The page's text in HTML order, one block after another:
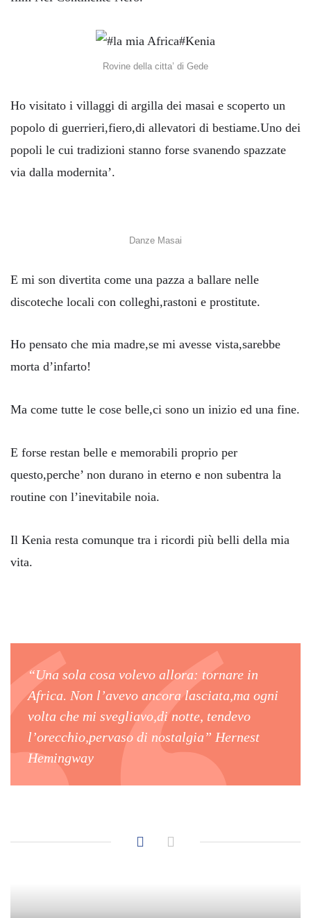
Rovine della citta’ di Gede
Ho visitato i villaggi di argilla dei masai e scoperto un
popolo di guerrieri,fiero,di allevatori di bestiame.Uno dei
popoli le cui tradizioni stanno forse svanendo spazzate
via dalla modernita’.
Danze Masai
E mi son divertita come una pazza a ballare nelle
discoteche locali con colleghi,rastoni e prostitute.
Ho pensato che mia madre,se mi avesse vista,sarebbe
morta d’infarto!
Ma come tutte le cose belle,ci sono un inizio ed una fine.
E forse restan belle e memorabili proprio per
questo,perche’ non durano in eterno e non subentra la
routine con l’inevitabile noia.
Il Kenia resta comunque tra i ricordi più belli della mia
vita.
“Una sola cosa volevo allora: tornare in
Africa. Non l’avevo ancora lasciata,ma ogni
volta che mi svegliavo,di notte, tendevo
l’orecchio,pervaso di nostalgia” Hernest
Hemingway